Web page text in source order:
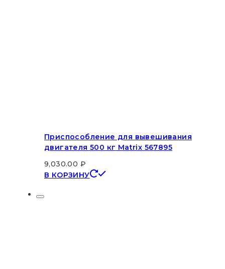
Приспособление для вывешивания
двигателя 500 кг Matrix 567895
9,030.00 ₽
В КОРЗИНУ